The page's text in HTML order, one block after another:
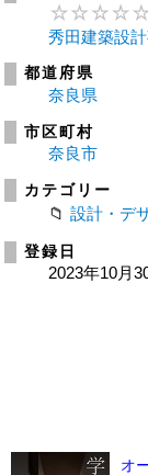
秀田建築設
都道府県
奈良県
市区町村
奈良市
カテゴリー
設計・デ
登録日
2023年10月
オ